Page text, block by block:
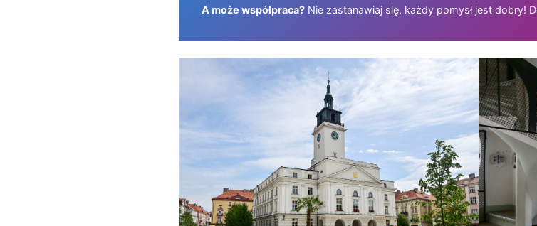
A może współpraca? Nie zastanawiaj się, każdy pomysł jest dobry!